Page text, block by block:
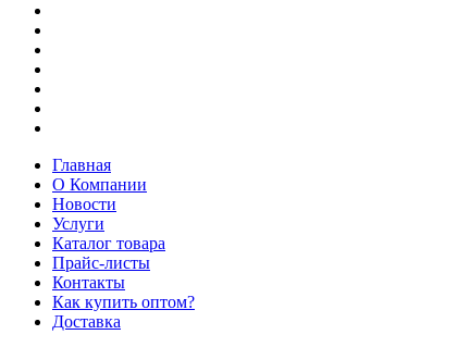
Главная
О Компании
Новости
Услуги
Каталог товара
Прайс-листы
Контакты
Как купить оптом?
Доставка